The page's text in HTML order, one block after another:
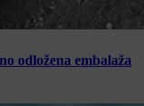
odložena embalaža